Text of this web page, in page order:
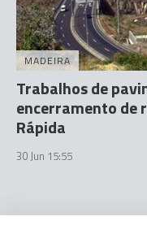
MADEIRA
Trabalhos de
encerramento de
Rápida
30 Jun 15:55